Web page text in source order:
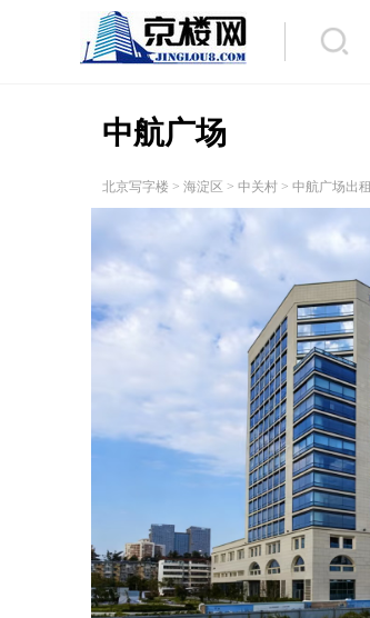
中航广场
北京写字楼 > 海淀区 > 中关村 > 中航广场出租